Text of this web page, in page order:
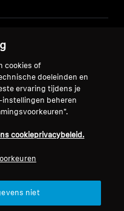
Carrière bij Sonova
Perscontacten
Nieuwskamer
Sennheiser Consumer
merkambassadeurs
cookies of
doeleinden en
ervaring tijdens je
instellingen beheren
cookieprivacybeleid.
niet